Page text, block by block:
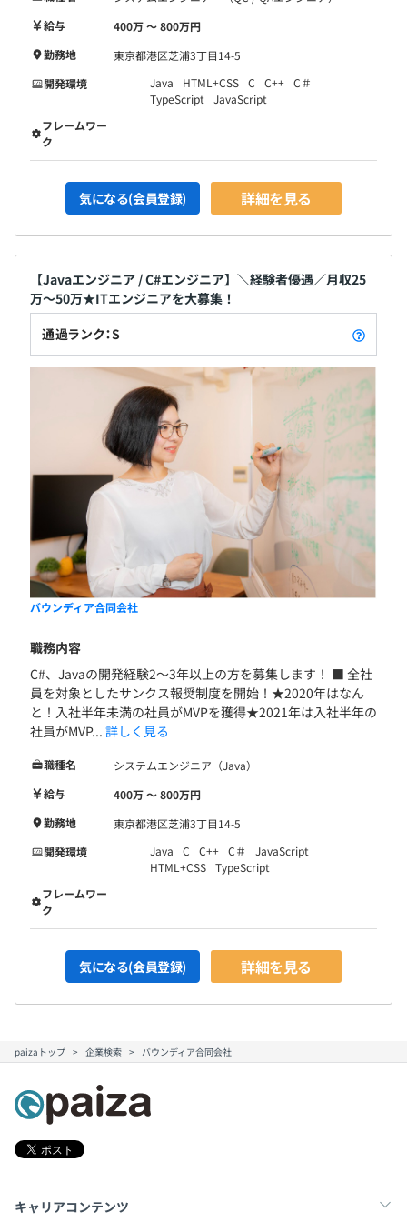
給与
400万 〜 800万円
勤務地
東京都港区芝浦3丁目14-5
開発環境
Java HTML+CSS C C++ C＃
TypeScript
JavaScript
フレームワー
ク
気になる(会員登録) 詳細を見る
【Javaエンジニア / C#エンジニア】＼経験者優遇／月収25
万～50万★ITエンジニアを大募集！
通過ランク：S
バウンディア合同会社
職務内容
C#、Javaの開発経験2～3年以上の方を募集します！ ■ 全社
員を対象としたサンクス報奨制度を開始！★2020年はなん
と！入社半年未満の社員がMVPを獲得★2021年は入社半年の
社員がMVP... 詳しく見る
職種名
システムエンジニア（Java）
給与
400万 〜 800万円
勤務地
東京都港区芝浦3丁目14-5
開発環境
Java C C++ C＃
JavaScript
HTML+CSS TypeScript
フレームワー
ク
気になる(会員登録) 詳細を見る
paizaトップ 企業検索 バウンディア合同会社
キャリアコンテンツ